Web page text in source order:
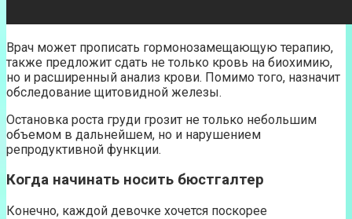
Врач может прописать гормонозамещающую терапию,
также предложит сдать не только кровь на биохимию,
но и расширенный анализ крови. Помимо того, назначит
обследование щитовидной железы.
Остановка роста груди грозит не только небольшим
объемом в дальнейшем, но и нарушением
репродуктивной функции.
Когда начинать носить бюстгалтер
Конечно, каждой девочке хочется поскорее